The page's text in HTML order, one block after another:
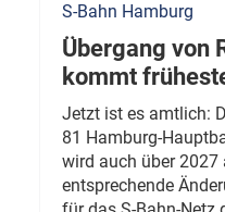
S-Bahn Hamburg
Übergang von
kommt
Jetzt ist es amtlich:
81 Hamburg-
wird auch über 2027
entsprechende